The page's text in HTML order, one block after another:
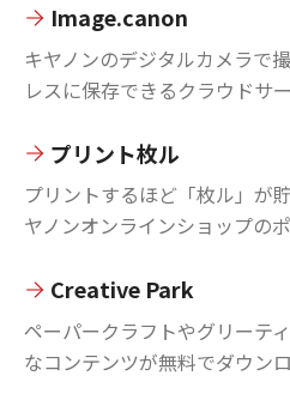
Image.canon
キヤノンのデジタルカメラで
レスに保存できるクラウドサー
プリント枚ル
プリントするほど「枚ル」が
ヤノンオンラインショップのポ
Creative Park
ペーパークラフトやグリーテ
なコンテンツが無料でダウン